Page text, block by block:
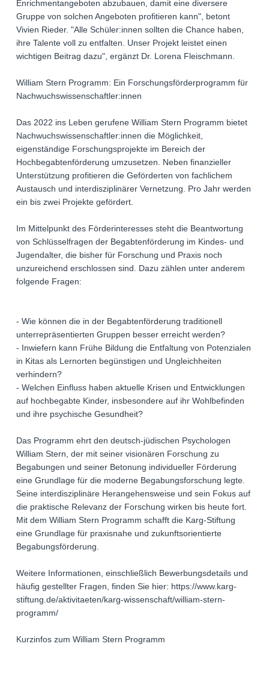
Enrichmentangeboten abzubauen, damit eine diversere
Gruppe von solchen Angeboten profitieren kann", betont
Vivien Rieder. "Alle Schüler:innen sollten die Chance haben,
ihre Talente voll zu entfalten. Unser Projekt leistet einen
wichtigen Beitrag dazu", ergänzt Dr. Lorena Fleischmann.
William Stern Programm: Ein Forschungsförderprogramm für
Nachwuchswissenschaftler:innen
Das 2022 ins Leben gerufene William Stern Programm bietet
Nachwuchswissenschaftler:innen die Möglichkeit,
eigenständige Forschungsprojekte im Bereich der
Hochbegabtenförderung umzusetzen. Neben finanzieller
Unterstützung profitieren die Geförderten von fachlichem
Austausch und interdisziplinärer Vernetzung. Pro Jahr werden
ein bis zwei Projekte gefördert.
Im Mittelpunkt des Förderinteresses steht die Beantwortung
von Schlüsselfragen der Begabtenförderung im Kindes- und
Jugendalter, die bisher für Forschung und Praxis noch
unzureichend erschlossen sind. Dazu zählen unter anderem
folgende Fragen:
- Wie können die in der Begabtenförderung traditionell
unterrepräsentierten Gruppen besser erreicht werden?
- Inwiefern kann Frühe Bildung die Entfaltung von Potenzialen
in Kitas als Lernorten begünstigen und Ungleichheiten
verhindern?
- Welchen Einfluss haben aktuelle Krisen und Entwicklungen
auf hochbegabte Kinder, insbesondere auf ihr Wohlbefinden
und ihre psychische Gesundheit?
Das Programm ehrt den deutsch-jüdischen Psychologen
William Stern, der mit seiner visionären Forschung zu
Begabungen und seiner Betonung individueller Förderung
eine Grundlage für die moderne Begabungsforschung legte.
Seine interdisziplinäre Herangehensweise und sein Fokus auf
die praktische Relevanz der Forschung wirken bis heute fort.
Mit dem William Stern Programm schafft die Karg-Stiftung
eine Grundlage für praxisnahe und zukunftsorientierte
Begabungsförderung.
Weitere Informationen, einschließlich Bewerbungsdetails und
häufig gestellter Fragen, finden Sie hier: https://www.karg-
stiftung.de/aktivitaeten/karg-wissenschaft/william-stern-
programm/
Kurzinfos zum William Stern Programm